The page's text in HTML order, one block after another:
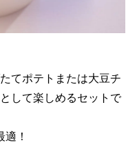
てポテトまたは大豆チ
して楽しめるセットで
！